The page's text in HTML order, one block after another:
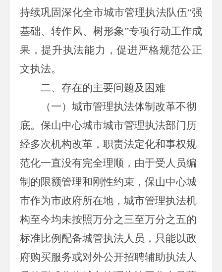
持续巩固深化全市城市管理执法队伍“强
基础、转作风、树形象”专项行动工作成
果，提升执法能力，促进严格规范公正
文执法。
二、存在的主要问题及困难
（一）城市管理执法体制改革不彻
底。 保山中心城市城市管理执法部门历
经多次机构改革，职责法定化和事权规
范化一直没有完全理顺，由于受人员编
制的限额管理和刚性约束，保山中心城
市作为市政府所在地，城市管理执法机
构至今均未按照万分之三至万分之五的
标准比例配备城管执法人员，只能以政
府购买服务或对外公开招聘辅助执法人